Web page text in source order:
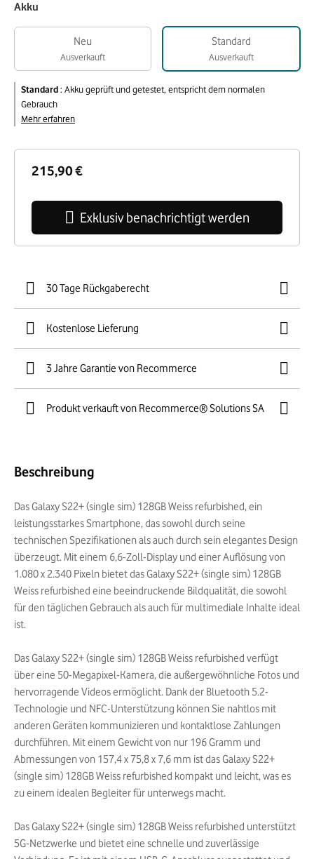
215,90 €
Exklusiv benachrichtigt werden
Akku
Neu
Ausverkauft
Standard
Ausverkauft
Standard: Akku geprüft und getestet, entspricht dem normalen
Gebrauch
Mehr erfahren
30 Tage Rückgaberecht
Kostenlose Lieferung
3 Jahre Garantie von Recommerce
Produkt verkauft von Recommerce® Solutions SA
Beschreibung
Das Galaxy S22+ (single sim) 128GB Weiss refurbished, ein
leistungsstarkes Smartphone, das sowohl durch seine
technischen Spezifikationen als auch durch sein elegantes Design
überzeugt. Mit einem 6,6-Zoll-Display und einer Auflösung von
1.080 x 2.340 Pixeln bietet das Galaxy S22+ (single sim) 128GB
Weiss refurbished eine beeindruckende Bildqualität, die sowohl
für den täglichen Gebrauch als auch für multimediale Inhalte ideal
ist.
Das Galaxy S22+ (single sim) 128GB Weiss refurbished verfügt
über eine 50-Megapixel-Kamera, die außergewöhnliche Fotos und
hervorragende Videos ermöglicht. Dank der Bluetooth 5.2-
Technologie und NFC-Unterstützung können Sie nahtlos mit
anderen Geräten kommunizieren und kontaktlose Zahlungen
durchführen. Mit einem Gewicht von nur 196 Gramm und
Abmessungen von 157,4 x 75,8 x 7,6 mm ist das Galaxy S22+
(single sim) 128GB Weiss refurbished kompakt und leicht, was es
zu einem idealen Begleiter für unterwegs macht.
Das Galaxy S22+ (single sim) 128GB Weiss refurbished unterstützt
5G-Netzwerke und bietet eine schnelle und zuverlässige